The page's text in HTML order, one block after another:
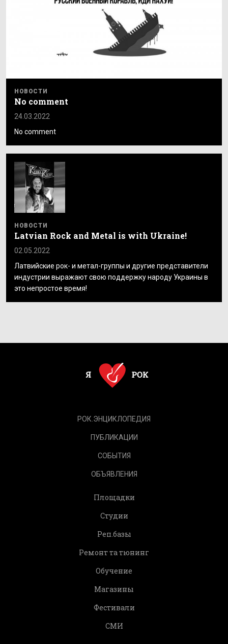
НОВОСТИ
No comment
24.03.2022
No comment
НОВОСТИ
Latvian Rock and Metal is with Ukraine!
02.05.2022
Латвийские рок- и метал-группы и другие представители
индустрии выражают свою поддержку народу Украины в
это непростое время!
РОК.ЭНЦИКЛОПЕДИЯ
ПУБЛИКАЦИИ
СОБЫТИЯ
ОБЪЯВЛЕНИЯ
Площадки
Студии
Реп.базы
Ремонт та тюнинг
Обучение
Магазины
Фестивали
СМИ